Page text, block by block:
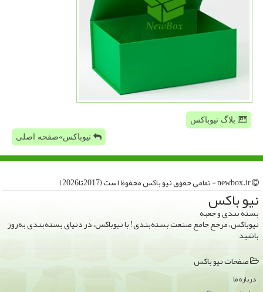
بلاگ نیوباکس
نیوباکس»صفحه اصلی
نیو باكس
بسته بندی و جعبه
نیوباکس، مرجع جامع صنعت بسته‌بندی! با نیوباکس، در دنیای بسته‌بندی به‌روز
باشید
صفحات نیو باكس
درباره ما